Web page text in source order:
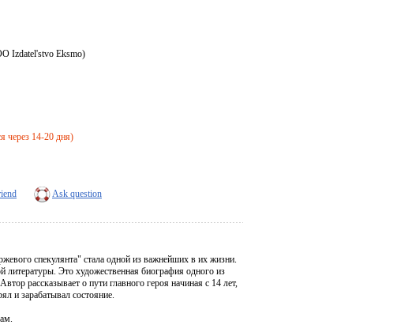
Izdatel'stvo Eksmo)
через 14-20 дня)
Ask question
спекулянта" стала одной из важнейших в их жизни.
литературы. Это художественная биография одного из
рассказывает о пути главного героя начиная с 14 лет,
и зарабатывал состояние.